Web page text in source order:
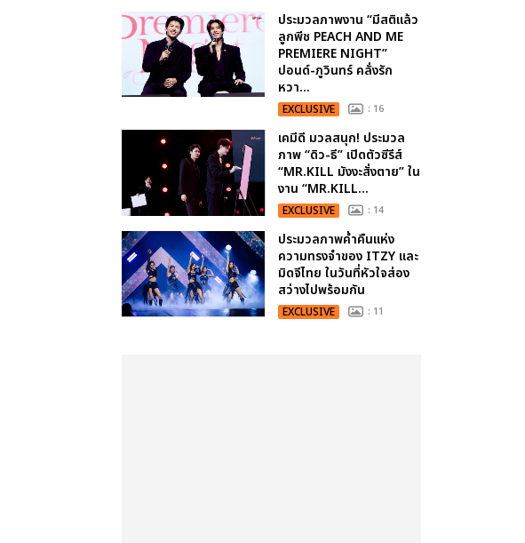
ประมวลภาพงาน “มีสติแล้ว
ลูกพีช PEACH AND ME
PREMIERE NIGHT”
ปอนด์-ภูวินทร์ คลั่งรัก
หวา...
EXCLUSIVE : 16
เคมีดี มวลสนุก! ประมวล
ภาพ “ดิว-ธี” เปิดตัวซีรีส์
“MR.KILL มังงะสั่งตาย” ใน
งาน “MR.KILL...
EXCLUSIVE : 14
ประมวลภาพค่ำคืนแห่ง
ความทรงจำของ ITZY และ
มิดจีไทย ในวันที่หัวใจส่อง
สว่างไปพร้อมกัน
EXCLUSIVE : 11